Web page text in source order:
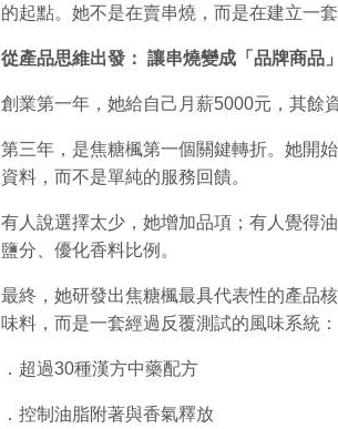
的起點。她不是在賣串燒，而是在建立一
從產品思維出發： 讓串燒變成「品牌商品」
創業第一年，她給自己月薪5000元，其餘
第三年，是焦糖楓第一個關鍵轉折。她開
資料，而不是單純的服務回饋。
有人說選擇太少，她增加品項；有人覺得
鹽分、優化香料比例。
最終，她研發出焦糖楓最具代表性的產品
味料，而是一套經過反覆測試的風味系統：
．超過30種漢方中藥配方
．控制油脂附著與香氣釋放